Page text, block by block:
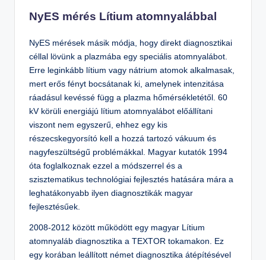
NyES mérés Lítium atomnyalábbal
NyES mérések másik módja, hogy direkt diagnosztikai
céllal lövünk a plazmába egy speciális atomnyalábot.
Erre leginkább lítium vagy nátrium atomok alkalmasak,
mert erős fényt bocsátanak ki, amelynek intenzitása
ráadásul kevéssé függ a plazma hőmérsékletétől. 60
kV körüli energiájú lítium atomnyalábot előállítani
viszont nem egyszerű, ehhez egy kis
részecskegyorsító kell a hozzá tartozó vákuum és
nagyfeszültségű problémákkal. Magyar kutatók 1994
óta foglalkoznak ezzel a módszerrel és a
szisztematikus technológiai fejlesztés hatására mára a
leghatákonyabb ilyen diagnosztikák magyar
fejlesztésűek.
2008-2012 között működött egy magyar Lítium
atomnyaláb diagnosztika a TEXTOR tokamakon. Ez
egy korában leállított német diagnosztika átépítésével